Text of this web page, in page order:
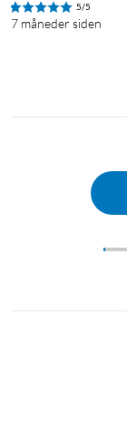
5/5
7 måneder siden